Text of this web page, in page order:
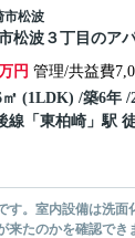
市松波
松波３丁目のア
円 管理/共益費
㎡ (1LDK) /築6年 /
線 「 東柏崎 」駅
す。室内設備は洗
来たのかを確認で